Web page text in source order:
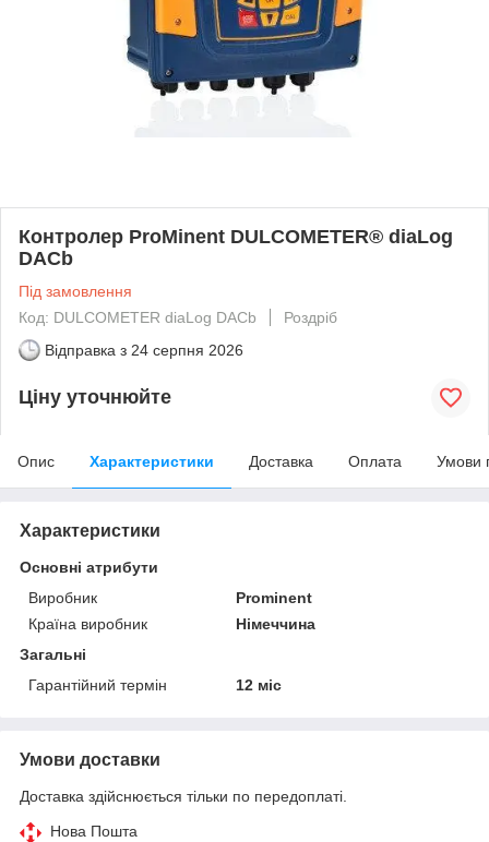
Контролер ProMinent DULCOMETER® diaLog
DACb
Під замовлення
Код: DULCOMETER diaLog DACb
Роздріб
Відправка з 24 серпня 2026
Ціну уточнюйте
Опис Характеристики Доставка Оплата Умови
Характеристики
Основні атрибути
Виробник
Prominent
Країна виробник
Німеччина
Загальні
Гарантійний термін
12 міс
Умови доставки
Доставка здійснюється тільки по передоплаті.
Нова Пошта